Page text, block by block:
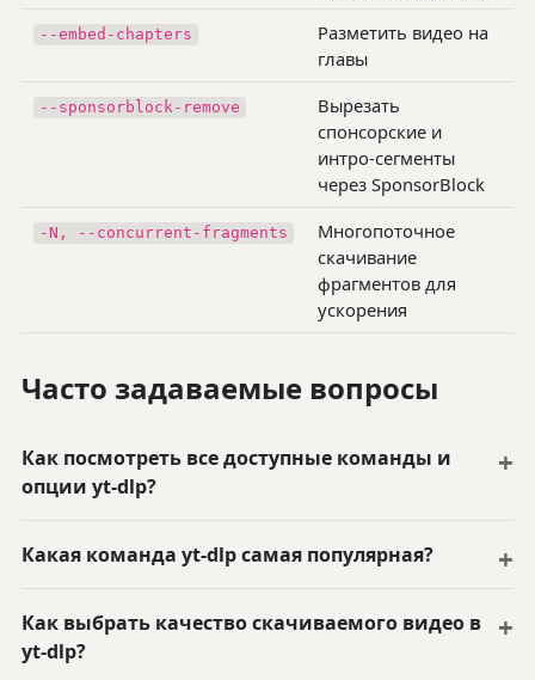
--embed-chapters
Разметить видео на
главы
--sponsorblock-remove
Вырезать
спонсорские и
интро-сегменты
через SponsorBlock
-N, --concurrent-fragments
Многопоточное
скачивание
фрагментов для
ускорения
Часто задаваемые вопросы
Как посмотреть все доступные команды и
опции yt-dlp?
Какая команда yt-dlp самая популярная?
Как выбрать качество скачиваемого видео в
yt-dlp?